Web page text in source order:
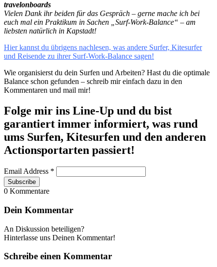
travelonboards
Vielen Dank ihr beiden für das Gespräch – gerne mache ich bei
euch mal ein Praktikum in Sachen „Surf-Work-Balance“ – am
liebsten natürlich in Kapstadt!
Hier kannst du übrigens nachlesen, was andere Surfer, Kitesurfer
und Reisende zu ihrer Surf-Work-Balance sagen!
Wie organisierst du dein Surfen und Arbeiten? Hast du die optimale
Balance schon gefunden – schreib mir einfach dazu in den
Kommentaren und mail mir!
Folge mir ins Line-Up und du bist
garantiert immer informiert, was rund
ums Surfen, Kitesurfen und den anderen
Actionsportarten passiert!
Email Address *
0 Kommentare
Dein Kommentar
An Diskussion beteiligen?
Hinterlasse uns Deinen Kommentar!
Schreibe einen Kommentar